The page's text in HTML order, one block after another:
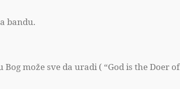
bandu.
može sve da uradi ( “God is the Doer of